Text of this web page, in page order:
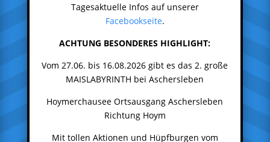
Tagesaktuelle Infos auf unserer
Facebookseite.
ACHTUNG BESONDERES HIGHLIGHT:
Vom 27.06. bis 16.08.2026 gibt es das 2. große
MAISLABYRINTH bei Aschersleben
Hoymerchausee Ortsausgang Aschersleben
Richtung Hoym
Mit tollen Aktionen und Hüpfburgen vom